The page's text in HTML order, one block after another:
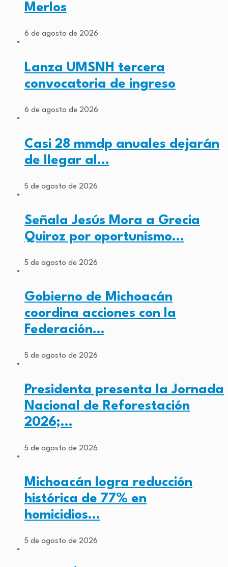
Merlos
6 de agosto de 2026
Lanza UMSNH tercera
convocatoria de ingreso
6 de agosto de 2026
Casi 28 mmdp anuales dejarán
de llegar al…
5 de agosto de 2026
Señala Jesús Mora a Grecia
Quiroz por oportunismo…
5 de agosto de 2026
Gobierno de Michoacán
coordina acciones con la
Federación…
5 de agosto de 2026
Presidenta presenta la Jornada
Nacional de Reforestación
2026;…
5 de agosto de 2026
Michoacán logra reducción
histórica de 77% en
homicidios…
5 de agosto de 2026